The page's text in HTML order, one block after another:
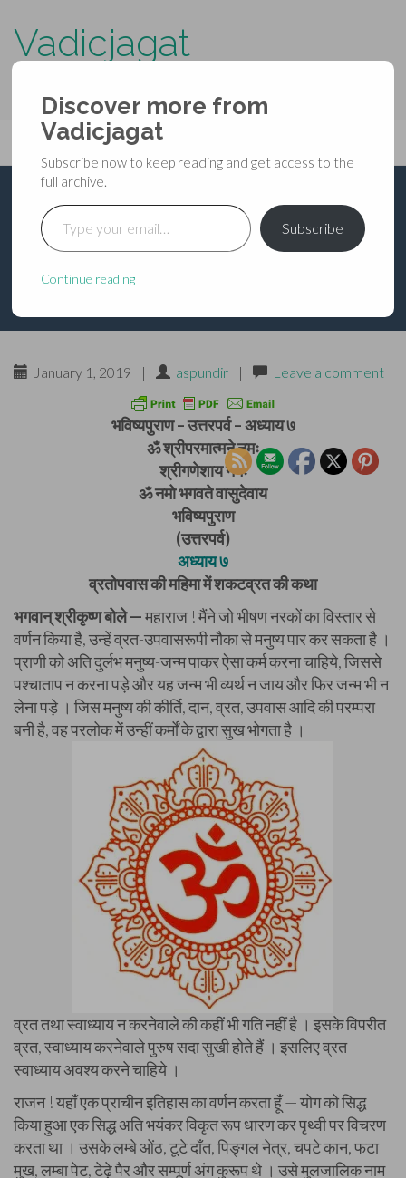
Vadicjagat
Primary
Menu
content
Vadicjagat
भविष्यपुराण – उत्तरपर्व –
अध्याय ७
January 1, 2019 | aspundir | Leave a comment
भविष्यपुराण – उत्तरपर्व – अध्याय ७
ॐ श्रीपरमात्मने नमः
श्रीगणेशाय नमः
ॐ नमो भगवते वासुदेवाय
भविष्यपुराण
(उत्तरपर्व)
अध्याय ७
व्रतोपवास की महिमा में शकटव्रत की कथा
भगवान् श्रीकृष्ण बोले —महाराज ! मैंने जो भीषण नरकों का विस्तार से
वर्णन किया है, उन्हें व्रत-उपवासरूपी नौका से मनुष्य पार कर सकता है ।
प्राणी को अति दुर्लभ मनुष्य-जन्म पाकर ऐसा कर्म करना चाहिये, जिससे
पश्चाताप न करना पड़े और यह जन्म भी व्यर्थ न जाय और फिर जन्म भी न
लेना पड़े । जिस मनुष्य की कीर्ति, दान, व्रत, उपवास आदि की परम्परा
बनी है, वह परलोक में उन्हीं कर्मों के द्वारा सुख भोगता है ।
व्रत तथा स्वाध्याय न करनेवाले की कहीं भी गति नहीं है । इसके विपरीत
व्रत, स्वाध्याय करनेवाले पुरुष सदा सुखी होते हैं । इसलिए व्रत-
स्वाध्याय अवश्य करने चाहिये ।
राजन ! यहाँ एक प्राचीन इतिहास का वर्णन करता हूँ — योग को सिद्ध
किया हुआ एक सिद्ध अति भयंकर विकृत रूप धारण कर पृथ्वी पर विचरण
करता था । उसके लम्बे ओंठ, टूटे दाँत, पिङ्गल नेत्र, चपटे कान, फटा
मुख, लम्बा पेट, टेढ़े पैर और सम्पूर्ण अंग कुरूप थे । उसे मुलजालिक नाम
Discover more from
Vadicjagat
Subscribe now to keep reading and get access to the
full archive.
Type your email…
Subscribe
Continue reading